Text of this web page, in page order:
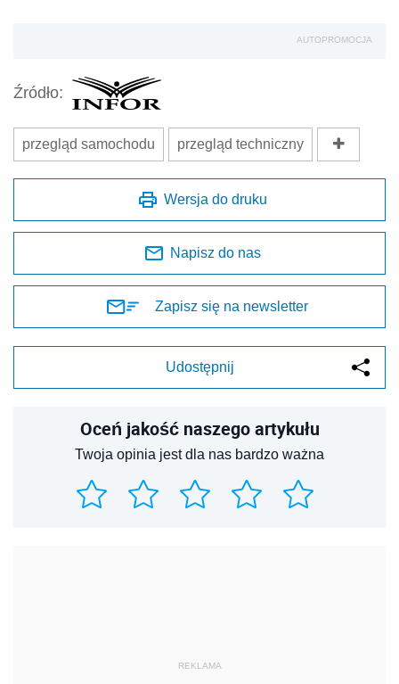
AUTOPROMOCJA
Źródło:
przegląd samochodu przegląd techniczny
Wersja do druku
Napisz do nas
Zapisz się na newsletter
Udostępnij
Oceń jakość naszego artykułu
Twoja opinia jest dla nas bardzo ważna
REKLAMA